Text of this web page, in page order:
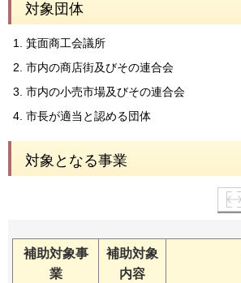
対象団体
箕面商工会議所
市内の商店街及びその連合会
市内の小売市場及びその連合会
市長が適当と認める団体
対象となる事業
補助対象事
業
補助対象
内容